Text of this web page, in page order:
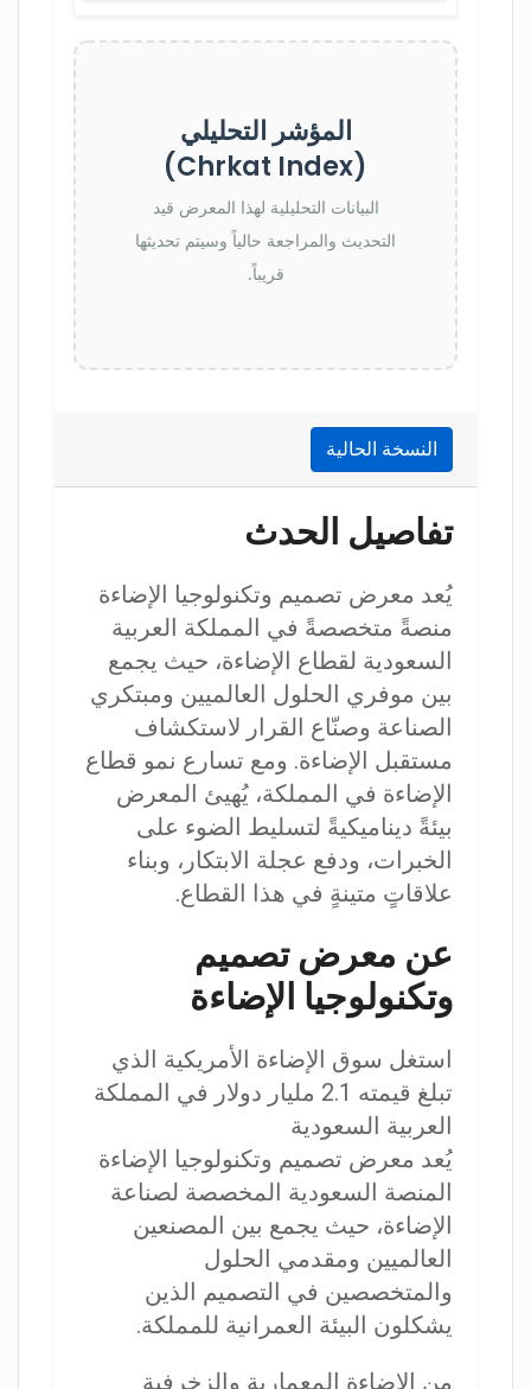
المؤشر التحليلي
(Chrkat Index)
البيانات التحليلية لهذا المعرض قيد
التحديث والمراجعة حالياً وسيتم تحديثها
قريباً.
النسخة الحالية
تفاصيل الحدث
يُعد معرض تصميم وتكنولوجيا الإضاءة
منصةً متخصصةً في المملكة العربية
السعودية لقطاع الإضاءة، حيث يجمع
بين موفري الحلول العالميين ومبتكري
الصناعة وصنّاع القرار لاستكشاف
مستقبل الإضاءة. ومع تسارع نمو قطاع
الإضاءة في المملكة، يُهيئ المعرض
بيئةً ديناميكيةً لتسليط الضوء على
الخبرات، ودفع عجلة الابتكار، وبناء
علاقاتٍ متينةٍ في هذا القطاع.
عن معرض تصميم
وتكنولوجيا الإضاءة
استغل سوق الإضاءة الأمريكية الذي
تبلغ قيمته 2.1 مليار دولار في المملكة
العربية السعودية
يُعد معرض تصميم وتكنولوجيا الإضاءة
المنصة السعودية المخصصة لصناعة
الإضاءة، حيث يجمع بين المصنعين
العالميين ومقدمي الحلول
والمتخصصين في التصميم الذين
يشكلون البيئة العمرانية للمملكة.
من الإضاءة المعمارية والزخرفية